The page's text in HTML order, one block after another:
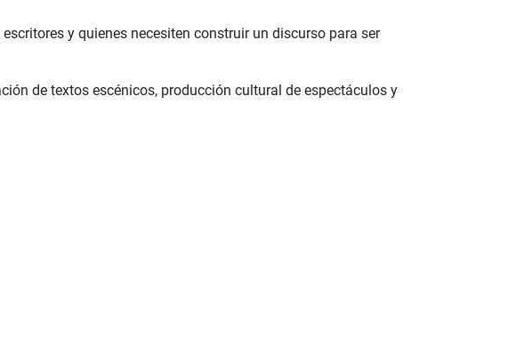
y quienes necesiten construir un discurso para ser
de textos escénicos, producción cultural de espectáculos y